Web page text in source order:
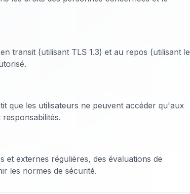
transit (utilisant TLS 1.3) et au repos (utilisant le
que les utilisateurs ne peuvent accéder qu'aux
et externes régulières, des évaluations de
les normes de sécurité.